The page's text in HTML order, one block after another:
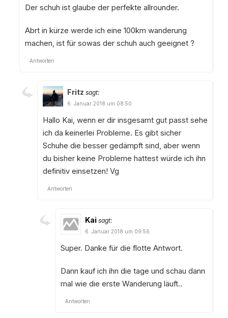
Der schuh ist glaube der perfekte allrounder.
Abrt in kürze werde ich eine 100km wanderung
machen, ist für sowas der schuh auch geeignet ?
Antworten
Fritz sagt:
6. Januar 2018 um 08:50
Hallo Kai, wenn er dir insgesamt gut passt sehe
ich da keinerlei Probleme. Es gibt sicher
Schuhe die besser gedämpft sind, aber wenn
du bisher keine Probleme hattest würde ich ihn
definitiv einsetzen! Vg
Antworten
Kai sagt:
6. Januar 2018 um 09:56
Super. Danke für die flotte Antwort.
Dann kauf ich ihn die tage und schau dann
mal wie die erste Wanderung läuft..
Antworten